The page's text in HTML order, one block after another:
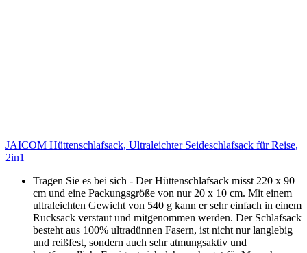
JAICOM Hüttenschlafsack, Ultraleichter Seideschlafsack für Reise,
2in1
Tragen Sie es bei sich - Der Hüttenschlafsack misst 220 x 90
cm und eine Packungsgröße von nur 20 x 10 cm. Mit einem
ultraleichten Gewicht von 540 g kann er sehr einfach in einem
Rucksack verstaut und mitgenommen werden. Der Schlafsack
besteht aus 100% ultradünnen Fasern, ist nicht nur langlebig
und reißfest, sondern auch sehr atmungsaktiv und